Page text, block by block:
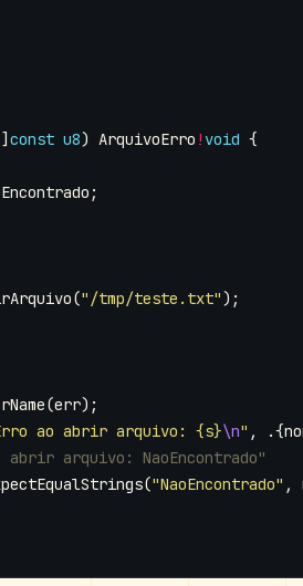
const u8) ArquivoErro ! void {
;
("/tmp/teste.txt");
(err);
ao abrir arquivo: {s}\n" , .{
("NaoEncontrado" ,